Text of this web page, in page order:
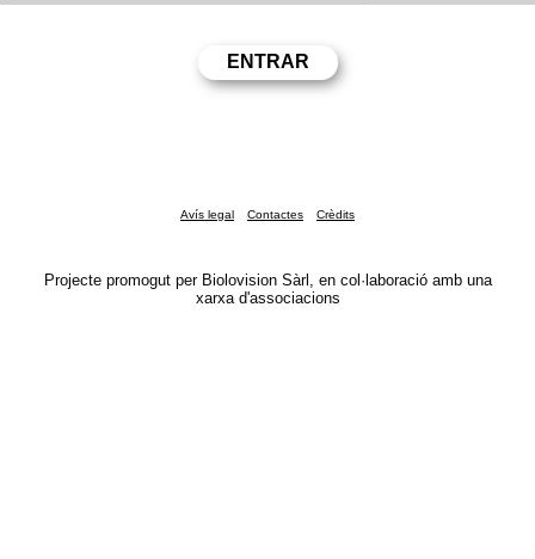
Avís legal Contactes Crèdits
Projecte promogut per Biolovision Sàrl, en col·laboració amb una
xarxa d'associacions